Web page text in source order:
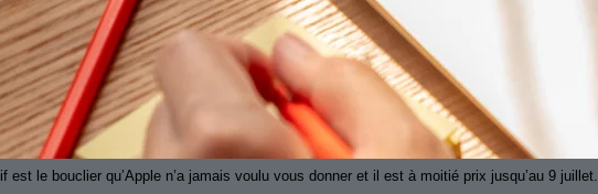
le bouclier qu’Apple n’a jamais voulu vous donner et il est à moitié prix jusqu’au 9 juillet.